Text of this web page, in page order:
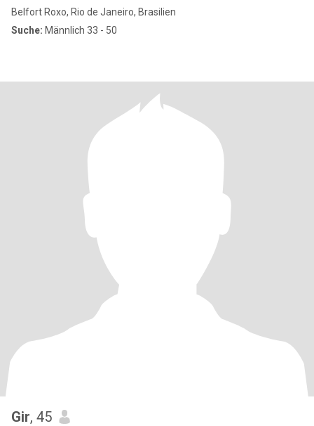
Belfort Roxo, Rio de Janeiro, Brasilien
Suche: Männlich 33 - 50
Gir, 45